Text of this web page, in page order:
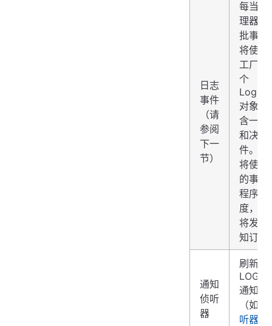
日志
事件
（请
参阅
下一
节）
每当事
理器生
批事件
将使用
工厂创
个
对象。
含一批
和决策
件。
将使用
的事件
程序进
度，并
将发送
知订阅
通知
侦听
器
刷新将
通知侦
（如果
听器